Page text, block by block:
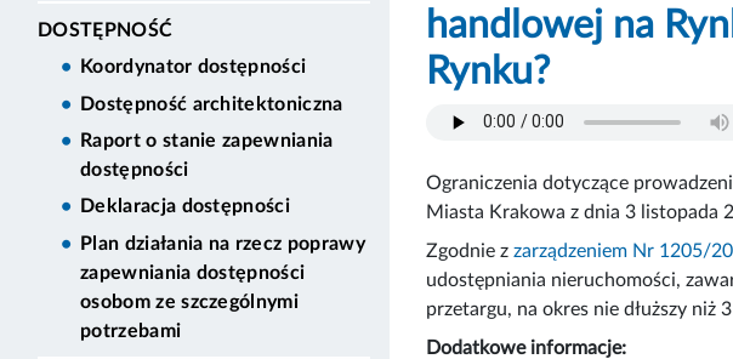
DOSTĘPNOŚĆ
Koordynator dostępności
Dostępność architektoniczna
Raport o stanie zapewniania
dostępności
Deklaracja dostępności
Plan działania na rzecz poprawy
zapewniania dostępności
osobom ze szczególnymi
potrzebami
handlowej na
Rynku?
Ograniczenia dotyczące
Miasta Krakowa z dnia 3 listopada
Zgodnie z zarządzeniem Nr 1205/
udostępniania nieruchomości,
przetargu, na okres nie dłuższy niż
Dodatkowe informacje: